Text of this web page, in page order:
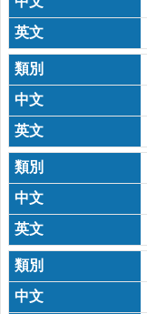
診
時
間
表
預
防
與
注
射
時
間
表
法
規
查